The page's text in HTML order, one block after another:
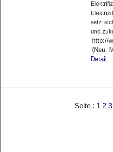
setzt
und
http://
(Neu:
Detail
Seite : 1 2 3